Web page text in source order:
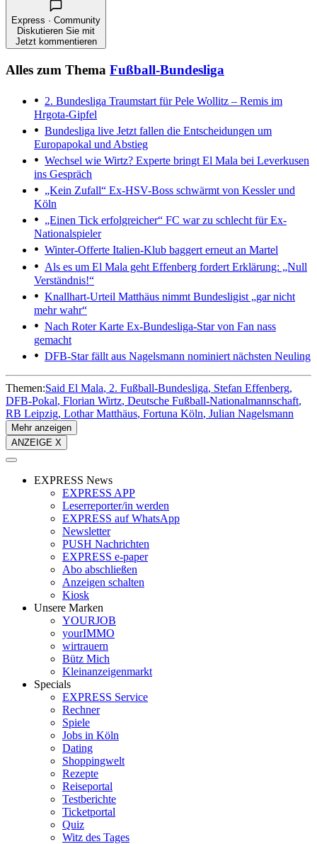
Express · Community
Diskutieren Sie mit
Jetzt kommentieren
Alles zum Thema Fußball-Bundesliga
2. Bundesliga Traumstart für Pele Wollitz – Remis im
Hrgota-Gipfel
Bundesliga live Jetzt fallen die Entscheidungen um
Europapokal und Abstieg
Wechsel wie Wirtz? Experte bringt El Mala bei Leverkusen
ins Gespräch
„Kein Zufall“ Ex-HSV-Boss schwärmt von Kessler und
Köln
„Einen Tick erfolgreicher“ FC war zu schlecht für Ex-
Nationalspieler
Winter-Offerte Italien-Klub baggert erneut an Martel
Als es um El Mala geht Effenberg fordert Erklärung: „Null
Verständnis!“
Knallhart-Urteil Matthäus nimmt Bundesligist „gar nicht
mehr wahr“
Nach Roter Karte Ex-Bundesliga-Star von Fan nass
gemacht
DFB-Star fällt aus Nagelsmann nominiert nächsten Neuling
Themen:Said El Mala 2. Fußball-Bundesliga Stefan Effenberg
DFB-Pokal Florian Wirtz Deutsche Fußball-Nationalmannschaft
RB Leipzig Lothar Matthäus Fortuna Köln Julian Nagelsmann
Mehr anzeigen
ANZEIGE X
EXPRESS News
EXPRESS APP
Leserreporter/in werden
EXPRESS auf WhatsApp
Newsletter
PUSH Nachrichten
EXPRESS e-paper
Abo abschließen
Anzeigen schalten
Kiosk
Unsere Marken
YOURJOB
yourIMMO
wirtrauern
Bütz Mich
Kleinanzeigenmarkt
Specials
EXPRESS Service
Rechner
Spiele
Jobs in Köln
Dating
Shoppingwelt
Rezepte
Reiseportal
Testberichte
Ticketportal
Quiz
Witz des Tages